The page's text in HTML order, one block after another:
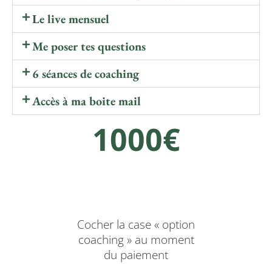
Le live mensuel
Me poser tes questions
6 séances de coaching
Accès à ma boite mail
1000€
Cocher la case « option
coaching » au moment
du paiement